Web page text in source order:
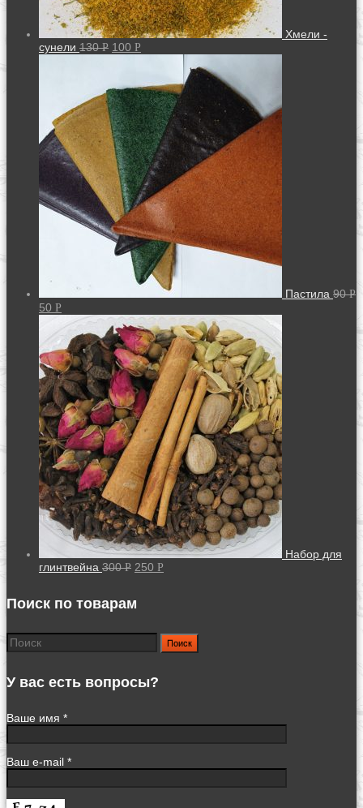
Хмели -
сунели 130Р 100 Р
Пастила 90Р
50 Р
Набор для
глинтвейна 300Р 250 Р
Поиск по товарам
Поиск
У вас есть вопросы?
Ваше имя *
Ваш e-mail *